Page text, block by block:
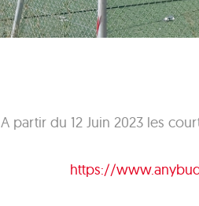
A partir du 12 Juin 2023 les
https://